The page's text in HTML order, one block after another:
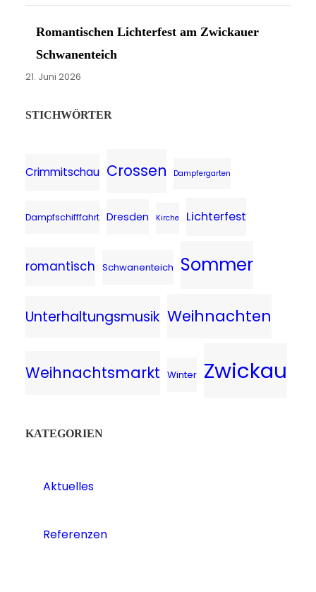
Romantischen Lichterfest am Zwickauer
Schwanenteich
21. Juni 2026
STICHWÖRTER
Crimmitschau Crossen Dampfergarten
Dampfschifffahrt Dresden Kirche Lichterfest
romantisch Schwanenteich Sommer
Unterhaltungsmusik Weihnachten
Weihnachtsmarkt Winter Zwickau
KATEGORIEN
Aktuelles
Referenzen